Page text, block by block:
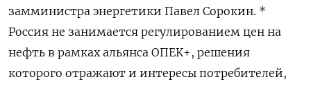
замминистра энергетики Павел Сорокин. *
Россия не занимается регулированием цен на
нефть в рамках альянса ОПЕК+, решения
которого отражают и интересы потребителей,